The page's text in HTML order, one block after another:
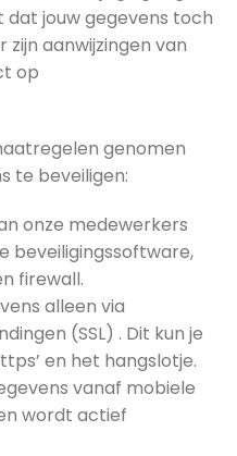
dat jouw gegevens toch
zijn aanwijzingen van
op
genomen
te beveiligen:
onze medewerkers
beveiligingssoftware,
firewall.
alleen via
(SSL) . Dit kun je
en het hangslotje.
vanaf mobiele
wordt actief